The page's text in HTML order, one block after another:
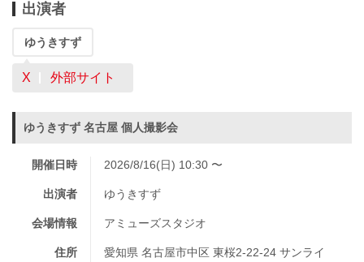
出演者
ゆうきすず
X 外部サイト
ゆうきすず 名古屋 個人撮影会
開催日時 2026/8/16(日) 10:30 〜
出演者 ゆうきすず
会場情報 アミューズスタジオ
住所
愛知県 名古屋市中区 東桜2-22-24 サンライ